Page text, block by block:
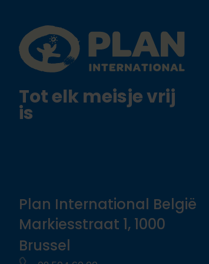
Plan International logo
Tot elk meisje vrij
is
Plan International België
Markiesstraat 1, 1000
Brussel